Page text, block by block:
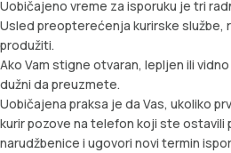
Uobičajeno vreme za isporuku je tri
Usled preopterećenja kurirske službe,
produžiti.
Ako Vam stigne otvaran, lepljen ili
dužni da preuzmete.
Uobičajena praksa je da Vas, ukoliko
kurir pozove na telefon koji ste ostavili
narudžbenice i ugovori novi termin